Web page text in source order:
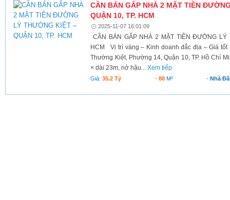
CẦN BÁN GẤP NHÀ 2 MẶT TIỀN
QUẬN 10, TP. HCM
2025-11-07 16:01:09
CẦN BÁN GẤP NHÀ 2 MẶT TIỀN ĐƯỜNG LÝ
HCM Vị trí vàng – Kinh doanh đắc địa – Giá
Thường Kiệt, Phường 14, Quận 10, TP. Hồ Chí
× dài 23m, nở hậu...Xem tiếp
Giá:35.2 Tỷ - 88M² -Nhà